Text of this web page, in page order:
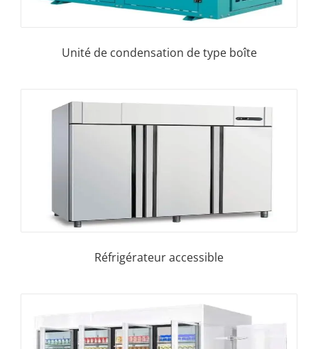
Unité de condensation de type boîte
Réfrigérateur accessible